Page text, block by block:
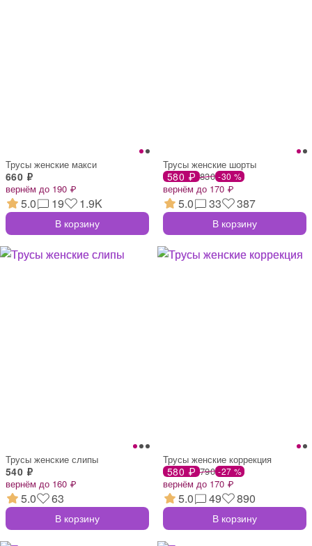
Трусы женские макси
660 ₽
вернём до 190 ₽
5.0 19 1.9K
В корзину
Трусы женские шорты
580 ₽ 830 -30 %
вернём до 170 ₽
5.0 33 387
В корзину
Трусы женские слипы
540 ₽
вернём до 160 ₽
5.0 63
В корзину
Трусы женские коррекция
580 ₽ 790 -27 %
вернём до 170 ₽
5.0 49 890
В корзину